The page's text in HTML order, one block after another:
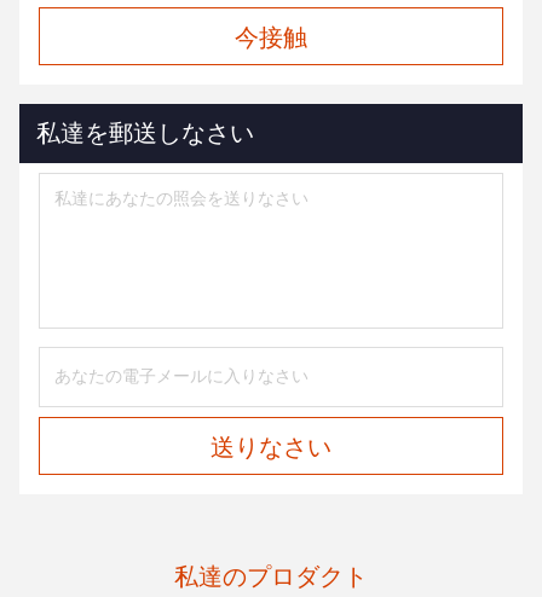
今接触
私達を郵送しなさい
送りなさい
私達のプロダクト